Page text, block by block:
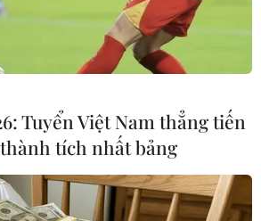
Tuyển Việt Nam thẳng tiến
tích nhất bảng